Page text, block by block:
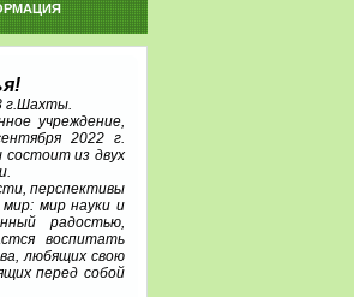
г.Шахты.
учреждение,
2022 г.
из двух
перспективы
мир науки и
радостью,
воспитать
любящих свою
перед собой